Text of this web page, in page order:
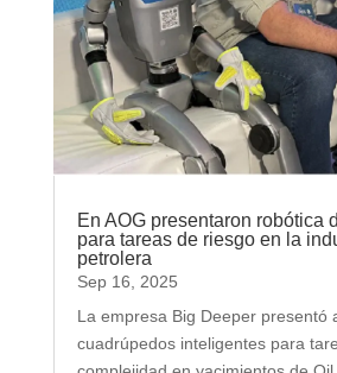
En AOG presentaron robótica
para tareas de riesgo en la
petrolera
Sep 16, 2025
La empresa Big Deeper presentó
cuadrúpedos inteligentes para